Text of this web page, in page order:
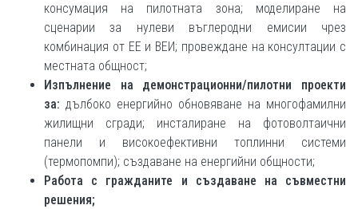
консумация на пилотната зона; моделиране на
сценарии за нулеви въглеродни емисии чрез
комбинация от ЕЕ и ВЕИ; провеждане на консултации с
местната общност;
Изпълнение на демонстрационни/пилотни проекти
за: дълбоко енергийно обновяване на многофамилни
жилищни сгради; инсталиране на фотоволтаични
панели и високоефективни топлинни системи
(термопомпи); създаване на енергийни общности;
Работа с гражданите и създаване на съвместни
решения;